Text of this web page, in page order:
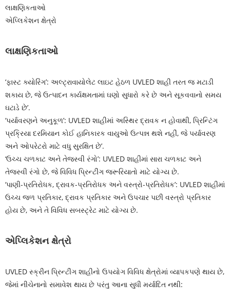
લાક્ષણિકતાઓ
એપ્લિકેશન ક્ષેત્રો
લાક્ષણિકતાઓ
‘ફાસ્ટ ક્યોરિંગ’: અલ્ટ્રાવાયોલેટ લાઇટ હેઠળ UVLED શાહી તરત જ મટાડી
શકાય છે, જે ઉત્પાદન કાર્યક્ષમતામાં ઘણો સુધારો કરે છે અને સૂકવવાનો સમય
ઘટાડે છે’.
‘પર્યાવરણને અનુકૂળ’: UVLED શાહીમાં અસ્થિર દ્રાવક ન હોવાથી, પ્રિન્ટિંગ
પ્રક્રિયા દરમિયાન કોઈ હાનિકારક વાયુઓ ઉત્પન્ન થશે નહીં, જે પર્યાવરણ
અને ઓપરેટરો માટે વધુ સુરક્ષિત છે’.
‘ઉચ્ચ ચળકાટ અને તેજસ્વી રંગો’: UVLED શાહીમાં સારા ચળકાટ અને
તેજસ્વી રંગો છે, જે વિવિધ પ્રિન્ટીંગ જરૂરિયાતો માટે યોગ્ય છે.
‘પાણી-પ્રતિરોધક, દ્રાવક-પ્રતિરોધક અને વસ્ત્રો-પ્રતિરોધક’: UVLED શાહીમાં
ઉચ્ચ જળ પ્રતિકાર, દ્રાવક પ્રતિકાર અને ઉપચાર પછી વસ્ત્રો પ્રતિકાર
હોય છે, અને તે વિવિધ સબસ્ટ્રેટ માટે યોગ્ય છે.
એપ્લિકેશન ક્ષેત્રો
UVLED સ્ક્રીન પ્રિન્ટીંગ શાહીનો ઉપયોગ વિવિધ ક્ષેત્રોમાં વ્યાપકપણે થાય છે,
જેમાં નીચેનાનો સમાવેશ થાય છે પરંતુ આના સુધી મર્યાદિત નથી: